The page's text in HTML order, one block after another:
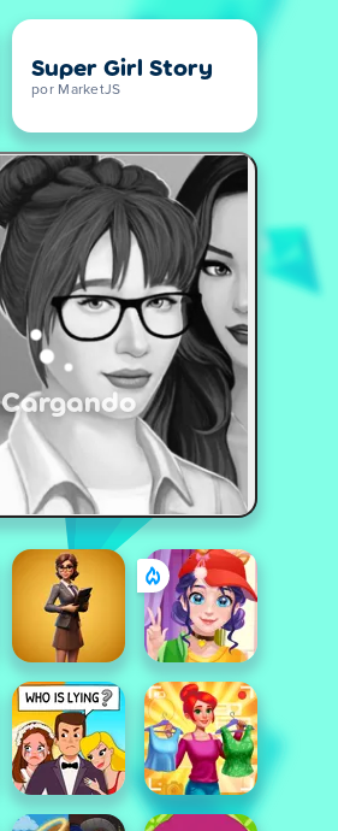
Super Girl Story
por MarketJS
Cargando